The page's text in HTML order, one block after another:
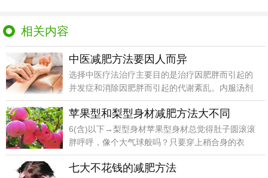
相关内容
中医减肥方法要因人而异
选择中医疗法治疗主要目的是治疗因肥胖而引起的
并发症和消除因肥胖而引起的代谢紊乱。内服汤剂
疗法对有并发
苹果型和梨型身材减肥方法大不同
6(含)以下→梨型身材苹果型身材总觉得肚子圆滚滚
胖呼呼，像个大气球般吗？只要穿上稍合身的衣
服，就会化
七大不花钱的减肥方法